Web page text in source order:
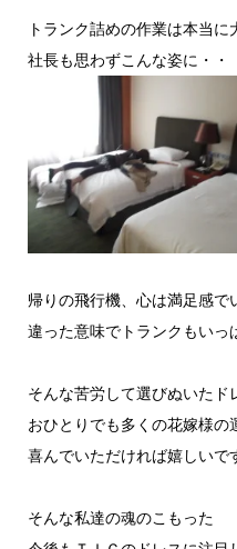
トランク詰めの作業は本当に
社長も思わずこんな姿に・・
帰りの飛行機、心は満足感で
違った意味でトランクもいっ
そんな苦労して選びぬいたド
おひとりでも多くの花嫁様の
喜んでいただければ嬉しいで
そんな私達の魂のこもった